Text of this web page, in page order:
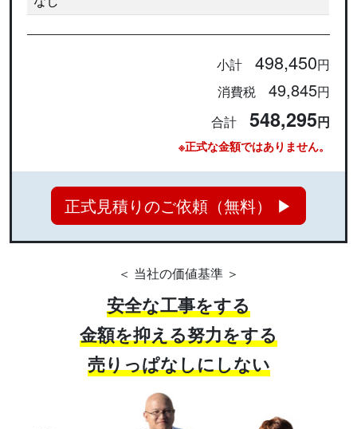
小計 498,450円
消費税 49,845円
合計 548,295円
※正式な金額ではありません。
正式見積りのご依頼（無料） ▶
＜ 当社の価値基準 ＞
安全な工事をする
金額を抑える努力をする
売りっぱなしにしない